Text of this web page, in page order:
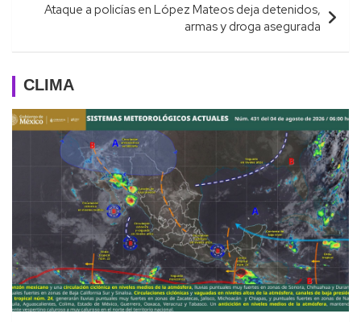
Ataque a policías en López Mateos deja detenidos,
armas y droga asegurada
CLIMA